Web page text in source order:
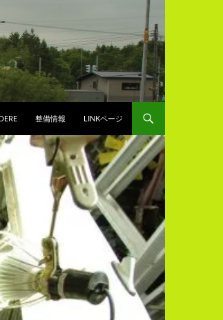
整備情報 LINKページ